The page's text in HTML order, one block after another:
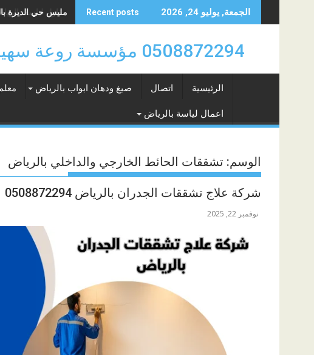
to
الجمعة, يوليو 24, 2026 Recent posts مليس حي الديرة بالرياض
0508872294 مؤسسة روعة سهيل للدهانات والتشطيبات والديكورات بالرياض 0508872294
الرئيسية اتصال صبغ ودهان ابواب بالرياض
اعمال لياسة بالرياض
الوسم: تشققات الحائط الخارجي والداخلي بالرياض
شركة علاج تشققات الجدران بالرياض 0508872294
نوفمبر 22, 2025